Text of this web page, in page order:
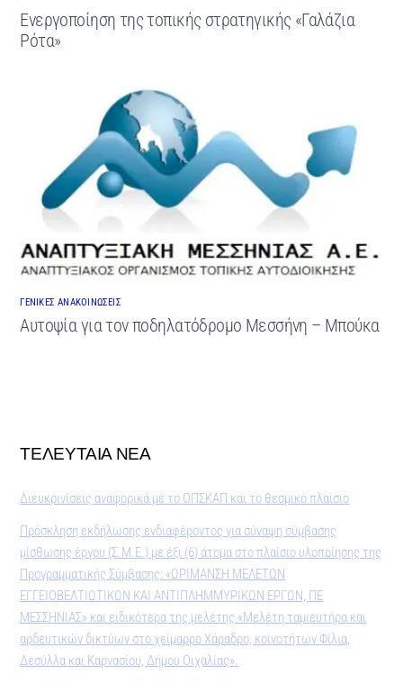
Ενεργοποίηση της τοπικής στρατηγικής «Γαλάζια
Ρότα»
ΓΕΝΙΚΕΣ ΑΝΑΚΟΙΝΩΣΕΙΣ
Αυτοψία για τον ποδηλατόδρομο Μεσσήνη – Μπούκα
ΤΕΛΕΥΤΑΙΑ ΝΕΑ
Διευκρινίσεις αναφορικά με το ΟΠΣΚΑΠ και το θεσμικό πλαίσιο
Πρόσκληση εκδήλωσης ενδιαφέροντος για σύναψη σύμβασης
μίσθωσης έργου (Σ.Μ.Ε.) με έξι (6) άτομα στο πλαίσιο υλοποίησης της
Προγραμματικής Σύμβασης: «ΩΡΙΜΑΝΣΗ ΜΕΛΕΤΩΝ
ΕΓΓΕΙΟΒΕΛΤΙΩΤΙΚΩΝ ΚΑΙ ΑΝΤΙΠΛΗΜΜΥΡΙΚΩΝ ΕΡΓΩΝ, ΠΕ
ΜΕΣΣΗΝΙΑΣ» και ειδικότερα της μελέτης «Μελέτη ταμιευτήρα και
αρδευτικών δικτύων στο χείμαρρο Χάραδρο, κοινοτήτων Φίλια,
Δεσύλλα και Καρνασίου, Δήμου Οιχαλίας».